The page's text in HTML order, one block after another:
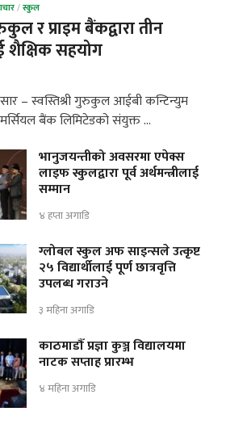
/स्कुल
र प्राइम बैंकद्वारा तीन
शैक्षिक सहयोग
– स्वस्तिश्री गुरुकुल आईबी कन्टिन्युम
बैंक लिमिटेडको संयुक्त …
भानुजयन्तीको अवसरमा एपेक्स
लाइफ स्कुलद्वारा पूर्व अर्थमन्त्रीलाई
सम्मान
४ हप्ता अगाडि
ग्लोबल स्कुल अफ साइन्सले उत्कृष्ट
२५ विद्यार्थीलाई पूर्ण छात्रवृत्ति
उपलब्ध गराउने
३ महिना अगाडि
काठमाडौँ प्रज्ञा कुञ्ज विद्यालयमा
नाटक सप्ताह प्रारम्भ
४ महिना अगाडि